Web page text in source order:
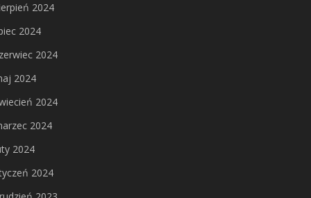
2024
2024
2024
2024
2024
2024
2024
2024